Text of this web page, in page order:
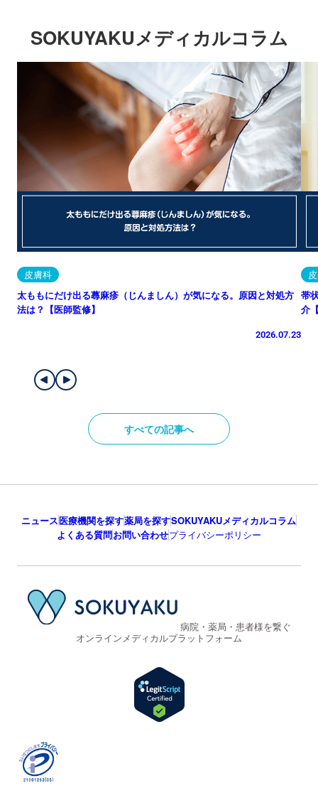
SOKUYAKUメディカルコラム
皮膚科
太ももにだけ出る蕁麻疹（じんましん）が気になる。原因と対処方
法は？【医師監修】
2026.07.23
帯
介
すべての記事へ
ニュース医療機関を探す薬局を探すSOKUYAKUメディカルコラム
よくある質問お問い合わせプライバシーポリシー
病院・薬局・患者様を繋ぐ
オンラインメディカルプラットフォーム